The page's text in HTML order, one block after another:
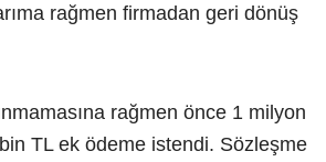
rağmen firmadan geri dönüş
rağmen önce 1 milyon
TL ek ödeme istendi. Sözleşme